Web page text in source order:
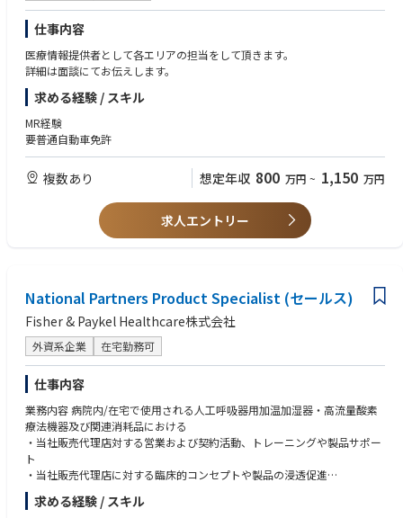
仕事内容
医療情報提供者として各エリアの担当をして頂きます。
詳細は面談にてお伝えします。
求める経験 / スキル
MR経験
要普通自動車免許
複数あり 想定年収 800 万円 ~ 1,150 万円
求人エントリー
National Partners Product Specialist (セールス)
Fisher & Paykel Healthcare株式会社
外資系企業 在宅勤務可
仕事内容
業務内容 病院内/在宅で使用される人工呼吸器用加温加湿器・高流量酸素
療法機器及び関連消耗品における
・当社販売代理店対する営業および契約活動、トレーニングや製品サポー
ト
・当社販売代理店に対する臨床的コンセプトや製品の浸透促進
・担当領域における拡販施策の立案・遂行並びに市場動向の情報収集
求める経験 / スキル